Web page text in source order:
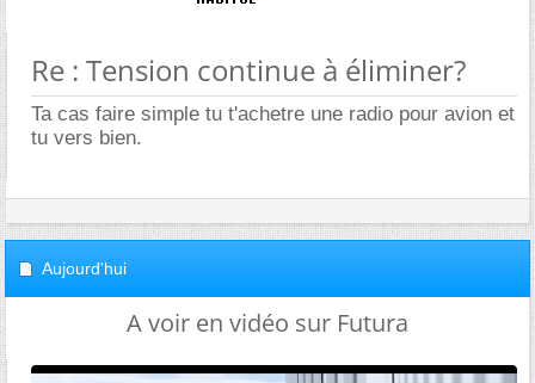
Re : Tension continue à éliminer?
Ta cas faire simple tu t'achetre une radio pour avion et
tu vers bien.
Aujourd'hui
A voir en vidéo sur Futura